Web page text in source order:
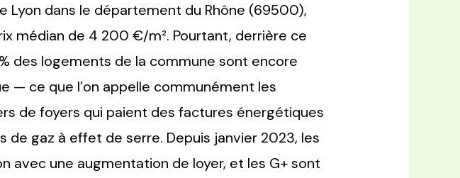
Lyon dans le département du Rhône (69500),
médian de 4 200 €/m². Pourtant, derrière ce
des logements de la commune sont encore
— ce que l’on appelle communément les
de foyers qui paient des factures énergétiques
gaz à effet de serre. Depuis janvier 2023, les
avec une augmentation de loyer, et les G+ sont